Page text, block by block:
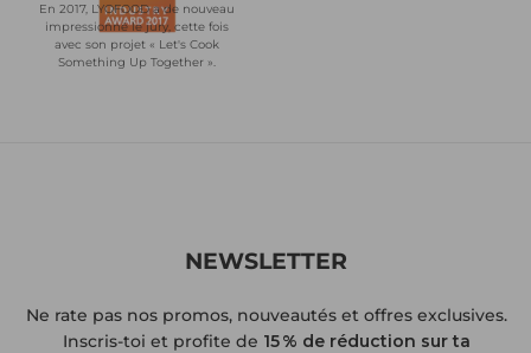
En 2017, LYOFOOD a de nouveau
impressionné le jury, cette fois
avec son projet « Let's Cook
Something Up Together ».
NEWSLETTER
Ne rate pas nos promos, nouveautés et offres exclusives.
Inscris-toi et profite de 15 % de réduction sur ta